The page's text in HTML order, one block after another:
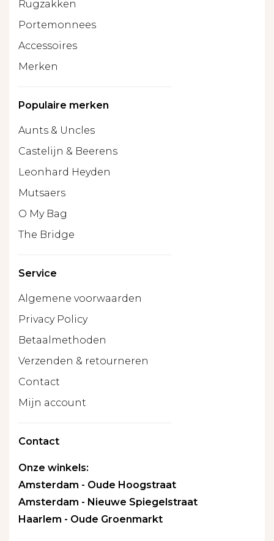
Rugzakken
Portemonnees
Accessoires
Merken
Populaire merken
Aunts & Uncles
Castelijn & Beerens
Leonhard Heyden
Mutsaers
O My Bag
The Bridge
Service
Algemene voorwaarden
Privacy Policy
Betaalmethoden
Verzenden & retourneren
Contact
Mijn account
Contact
Onze winkels:
Amsterdam - Oude Hoogstraat
Amsterdam - Nieuwe Spiegelstraat
Haarlem - Oude Groenmarkt